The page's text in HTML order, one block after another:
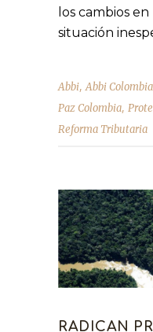
los cambios
situación
Abbi, Abbi Colombia
Paz Colombia,
Reforma Tributaria
RADICAN